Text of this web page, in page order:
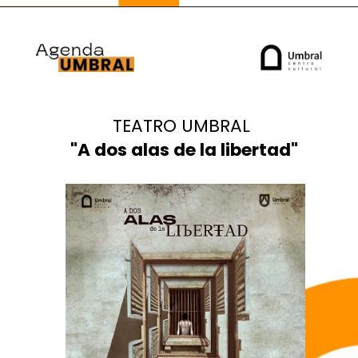
TEATRO UMBRAL
"A dos alas de la libertad"